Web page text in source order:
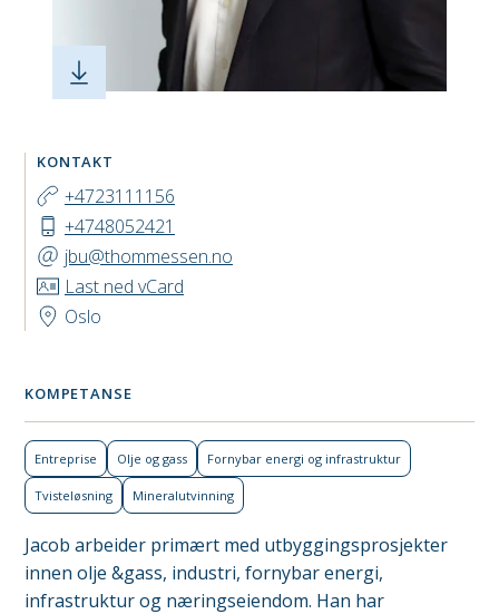
KONTAKT
+4723111156
+4748052421
jbu@thommessen.no
Last ned vCard
Oslo
KOMPETANSE
Entreprise Olje og gass Fornybar energi og infra­struktur
Tviste­løsning Mineralutvinning
Jacob arbeider primært med utbyggingsprosjekter
innen olje &gass, industri, fornybar energi,
infrastruktur og næringseiendom. Han har